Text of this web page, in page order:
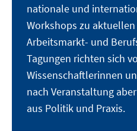
nationale und
Workshops zu
Arbeitsmarkt- und
Tagungen richten sich
Wissenschaftlerinnen
nach Veranstaltung
aus Politik und Praxis.